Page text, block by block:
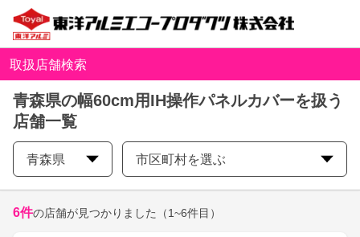
取扱店舗検索
青森県の幅60cm用IH操作パネルカバーを扱う
店舗一覧
青森県 市区町村を選ぶ
6件の店舗が見つかりました （1~6件目）